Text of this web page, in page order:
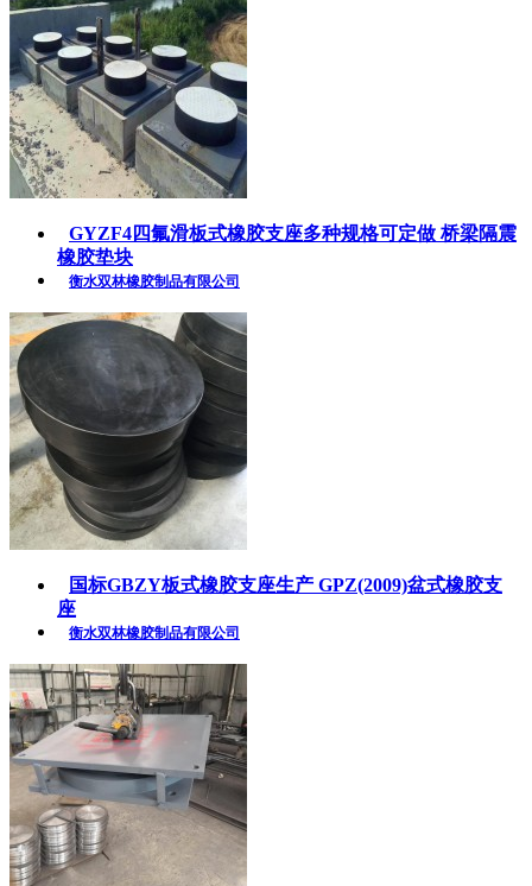
GYZF4四氟滑板式橡胶支座多种规格可定做 桥梁隔震
橡胶垫块
衡水双林橡胶制品有限公司
国标GBZY板式橡胶支座生产 GPZ(2009)盆式橡胶支
座
衡水双林橡胶制品有限公司